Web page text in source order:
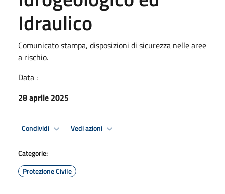
Idraulico
Comunicato stampa, disposizioni di sicurezza nelle aree
a rischio.
Data :
28 aprile 2025
Condividi Vedi azioni
Categorie:
Protezione Civile